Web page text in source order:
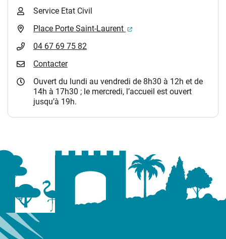
Service Etat Civil
Place Porte Saint-Laurent
(ouverture dans un
04 67 69 75 82
Contacter
Ouvert du lundi au vendredi de 8h30 à 12h et de
14h à 17h30 ; le mercredi, l’accueil est ouvert
jusqu’à 19h.